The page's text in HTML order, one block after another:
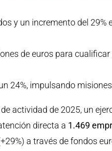
y un incremento del 29%
de euros para
24%, impulsando
actividad de 2025, un
directa a 1.469
a través de fondos